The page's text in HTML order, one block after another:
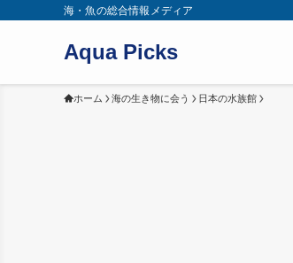
海・魚の総合情報メディア
Aqua Picks
ホーム 海の生き物に会う 日本の水族館